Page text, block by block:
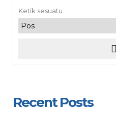
Recent Posts